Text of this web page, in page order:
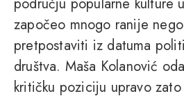
započeo mnogo ranije
pretpostaviti iz datuma
društva. Maša Kolanović
kritičku poziciju upravo